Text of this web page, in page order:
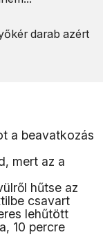
darab azért
a beavatkozás
mert az a
hűtse az
csavart
lehűtött
10 percre